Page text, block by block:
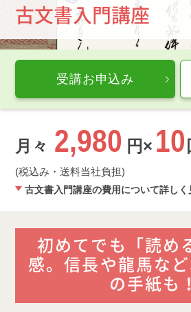
古文書入門講座
受講お申込み
月々 2,980 円× 10
(税込み・送料当社負担)
古文書入門講座の費用について詳しく
初めてでも「読め
感。信長や龍馬な
の手紙も！